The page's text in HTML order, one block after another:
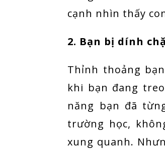
cạnh nhìn thấy
2. Bạn bị dính
Thỉnh thoảng
khi bạn đang
năng bạn đã
trường học,
xung quanh.